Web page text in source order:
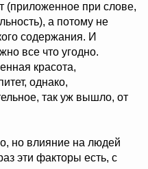
(приложенное при слове,
а потому не
содержания. И
все что угодно.
красота,
однако,
так уж вышло, от
но влияние на людей
эти факторы есть, с